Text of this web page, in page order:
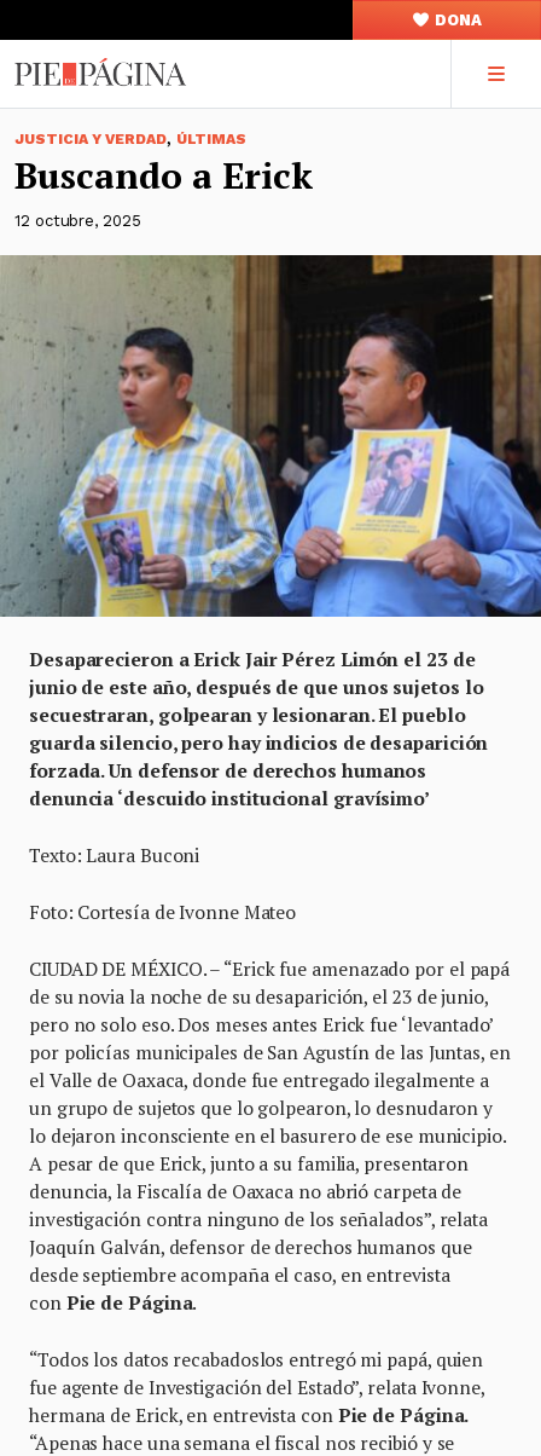
DONA
JUSTICIA Y VERDAD, ÚLTIMAS
Buscando a Erick
12 octubre, 2025
Desaparecieron a Erick Jair Pérez Limón el 23 de
junio de este año, después de que unos sujetos lo
secuestraran, golpearan y lesionaran. El pueblo
guarda silencio, pero hay indicios de desaparición
forzada. Un defensor de derechos humanos
denuncia ‘descuido institucional gravísimo’
Texto: Laura Buconi
Foto: Cortesía de Ivonne Mateo
CIUDAD DE MÉXICO. – “Erick fue amenazado por el papá
de su novia la noche de su desaparición, el 23 de junio,
pero no solo eso. Dos meses antes Erick fue ‘levantado’
por policías municipales de San Agustín de las Juntas, en
el Valle de Oaxaca, donde fue entregado ilegalmente a
un grupo de sujetos que lo golpearon, lo desnudaron y
lo dejaron inconsciente en el basurero de ese municipio.
A pesar de que Erick, junto a su familia, presentaron
denuncia, la Fiscalía de Oaxaca no abrió carpeta de
investigación contra ninguno de los señalados”, relata
Joaquín Galván, defensor de derechos humanos que
desde septiembre acompaña el caso, en entrevista
con Pie de Página.
“Todos los datos recabadoslos entregó mi papá, quien
fue agente de Investigación del Estado”, relata Ivonne,
hermana de Erick, en entrevista con Pie de Página.
“Apenas hace una semana el fiscal nos recibió y se